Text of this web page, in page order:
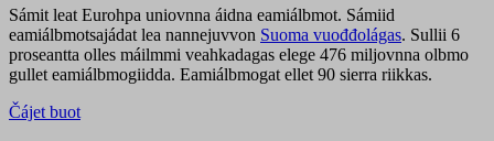
Sámit leat Eurohpa uniovnna áidna eamiálbmot. Sámiid
eamiálbmotsajádat lea nannejuvvon Suoma vuođđolágas. Sullii 6
proseantta olles máilmmi veahkadagas elege 476 miljovnna olbmo
gullet eamiálbmogiidda. Eamiálbmogat ellet 90 sierra riikkas.
Čájet buot